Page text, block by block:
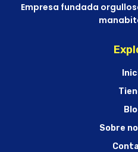
Empresa fundada
Sobre